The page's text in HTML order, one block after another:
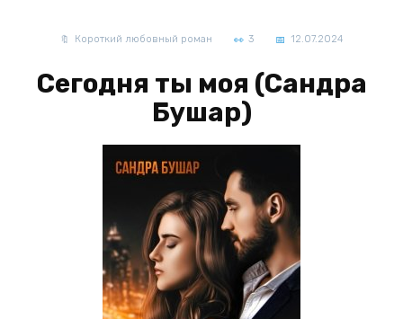
Короткий любовный роман 3 12.07.2024
Сегодня ты моя (Сандра
Бушар)